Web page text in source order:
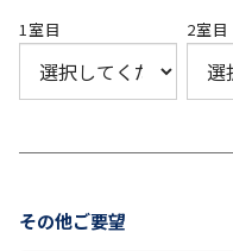
1室目 2室目
その他ご要望